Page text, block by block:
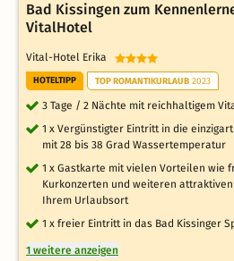
Bad Kissingen zum
VitalHotel
Vital-Hotel Erika
HOTELTIPP TOP ROMANTIKURLAUB 2023
3 Tage / 2 Nächte mit reichhaltigem
1 x Vergünstigter Eintritt in die
mit 28 bis 38 Grad Wassertemperatur
1 x Gastkarte mit vielen Vorteilen wie
Kurkonzerten und weiteren attraktiven
Ihrem Urlaubsort
1 x freier Eintritt in das Bad Kissinger
1 weitere anzeigen